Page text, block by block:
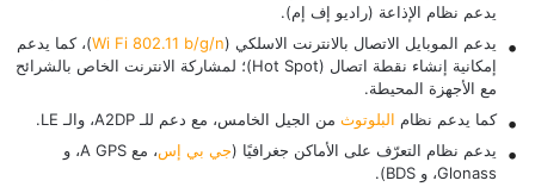
يدعم نظام الإذاعة (راديو إف إم).
يدعم الموبايل الاتصال بالانترنت الاسلكي (Wi Fi 802.11 b/g/n)، كما يدعم
إمكانية إنشاء نقطة اتصال (Hot Spot)؛ لمشاركة الانترنت الخاص بالشرائح
مع الأجهزة المحيطة.
كما يدعم نظام البلوتوث من الجيل الخامس، مع دعم للـ A2DP، والـ LE.
يدعم نظام التعرّف على الأماكن جغرافيًا (جي بي إس
، مع A GPS، و
Glonass، و BDS).